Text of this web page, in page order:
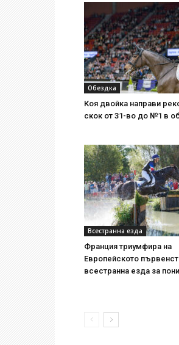
Обездка
Коя двойка направи
скок от 31-во до №1 в
Всестранна езда
Франция триумфира на
Европейското
всестранна езда за